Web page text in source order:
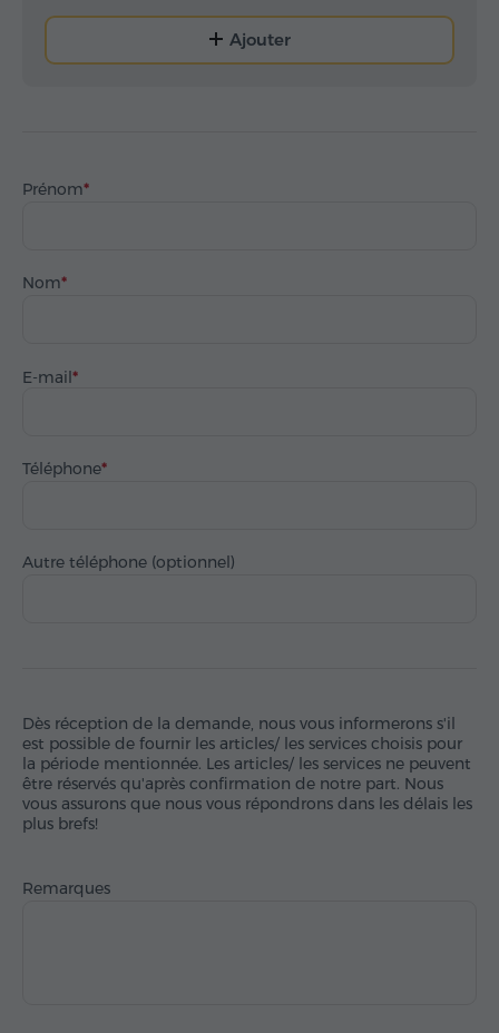
Ajouter
Prénom
Nom
E-mail
Téléphone
Autre téléphone (optionnel)
Dès réception de la demande, nous vous informerons s'il
est possible de fournir les articles/ les services choisis pour
la période mentionnée. Les articles/ les services ne peuvent
être réservés qu'après confirmation de notre part. Nous
vous assurons que nous vous répondrons dans les délais les
plus brefs!
Remarques